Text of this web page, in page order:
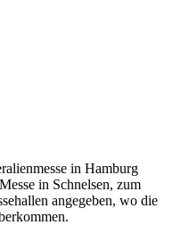
in Hamburg
in Schnelsen, zum
angegeben, wo die